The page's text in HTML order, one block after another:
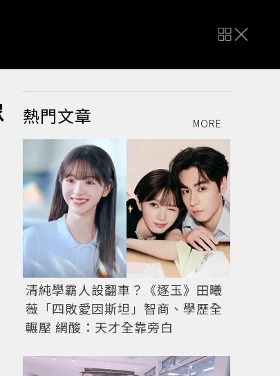
熱門文章 MORE
清純學霸人設翻車？《逐玉》田曦
薇「四敗愛因斯坦」智商、學歷全
輾壓 網酸：天才全靠旁白